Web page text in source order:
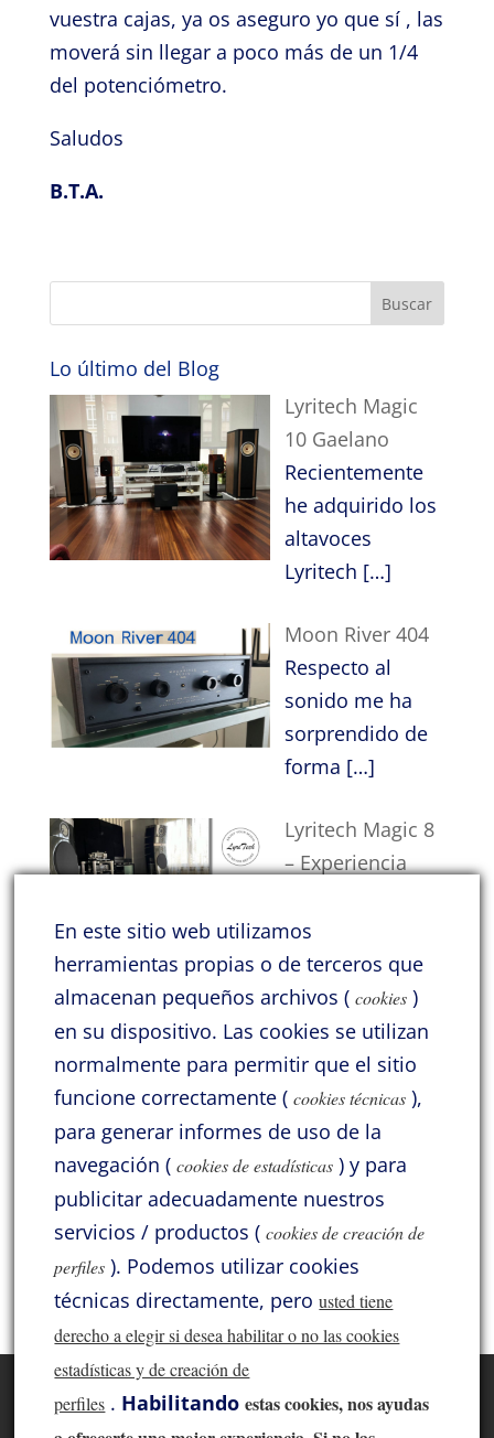
vuestra cajas, ya os aseguro yo que sí , las
moverá sin llegar a poco más de un 1/4
del potenciómetro.
Saludos
B.T.A.
Lo último del Blog
Lyritech Magic
10 Gaelano
Recientemente
he adquirido los
altavoces
Lyritech […]
Moon River 404
Respecto al
sonido me ha
sorprendido de
forma […]
Lyritech Magic 8
– Experiencia
casa
Tengo la satisfacción de contar con a
amistad de […]
Categorías
Acoustic Signature Acrolink Atlas Audio Solutions
Benz Micro Cayin General Hana HiDiamond
KLH Lyritech Cables
Lyritech Loudspeakers Moonriver Pass Labs ProAc
SME Solid Tech Sorane Thivan Varios
En este sitio web utilizamos
herramientas propias o de terceros que
almacenan pequeños archivos (cookies )
en su dispositivo. Las cookies se utilizan
normalmente para permitir que el sitio
funcione correctamente (cookies técnicas ),
para generar informes de uso de la
navegación (cookies de estadísticas ) y para
publicitar adecuadamente nuestros
servicios / productos (cookies de creación de
perfiles ). Podemos utilizar cookies
técnicas directamente, perousted tiene
derecho a elegir si desea habilitar o no las cookies
estadísticas y de creación de
perfiles . Habilitando estas cookies, nos ayudas